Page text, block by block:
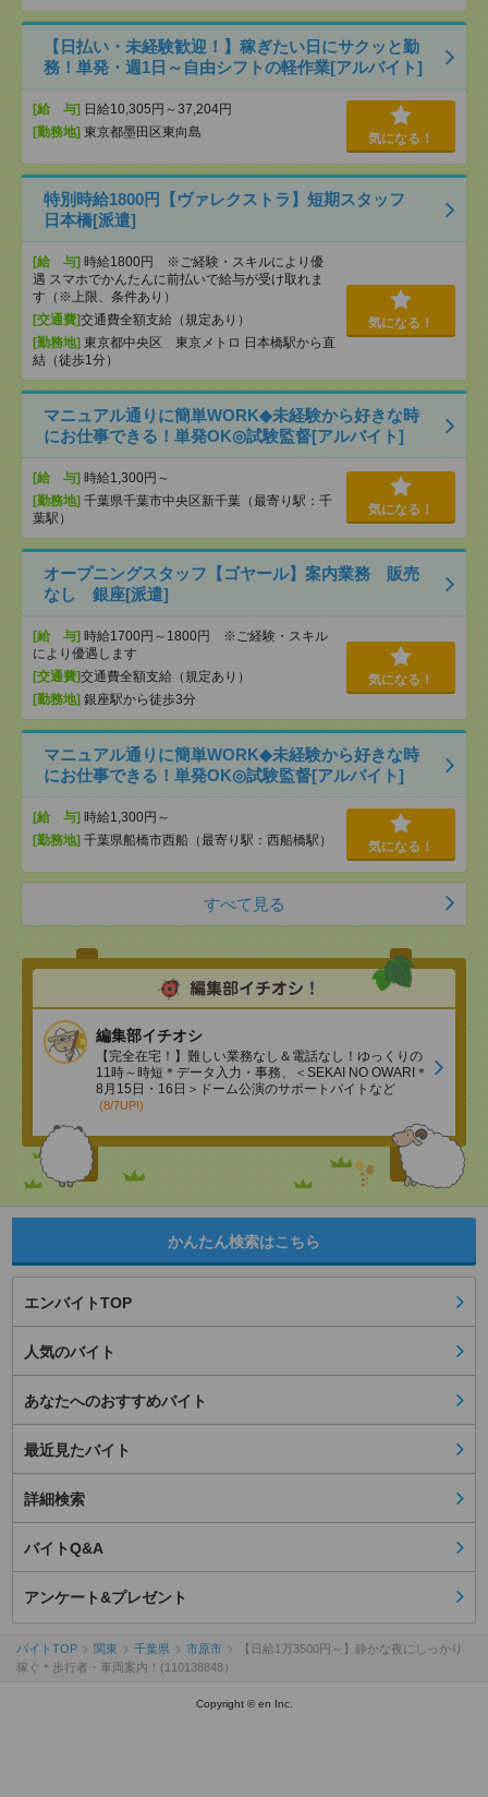
【日払い・未経験歓迎！】稼ぎたい日にサクッと勤
務！単発・週1日～自由シフトの軽作業[アルバイト]
[給 与] 日給10,305円～37,204円
[勤務地] 東京都墨田区東向島 気になる！
特別時給1800円【ヴァレクストラ】短期スタッフ
日本橋[派遣]
[給 与] 時給1800円 ※ご経験・スキルにより優
遇 スマホでかんたんに前払いで給与が受け取れま
す（※上限、条件あり）
[交通費]交通費全額支給（規定あり）
[勤務地] 東京都中央区 東京メトロ 日本橋駅から直
結（徒歩1分）
気になる！
マニュアル通りに簡単WORK◆未経験から好きな時
にお仕事できる！単発OK◎試験監督[アルバイト]
[給 与] 時給1,300円～
[勤務地] 千葉県千葉市中央区新千葉（最寄り駅：千
葉駅）
気になる！
オープニングスタッフ【ゴヤール】案内業務 販売
なし 銀座[派遣]
[給 与] 時給1700円～1800円 ※ご経験・スキル
により優遇します
[交通費]交通費全額支給（規定あり）
[勤務地] 銀座駅から徒歩3分
気になる！
マニュアル通りに簡単WORK◆未経験から好きな時
にお仕事できる！単発OK◎試験監督[アルバイト]
[給 与] 時給1,300円～
[勤務地] 千葉県船橋市西船（最寄り駅：西船橋駅） 気になる！
すべて見る
編集部イチオシ
【完全在宅！】難しい業務なし＆電話なし！ゆっくりの
11時～時短＊データ入力・事務、＜SEKAI NO OWARI＊
8月15日・16日＞ドーム公演のサポートバイトなど
(8/7UP!)
かんたん検索はこちら
エンバイトTOP
人気のバイト
あなたへのおすすめバイト
最近見たバイト
詳細検索
バイトQ&A
アンケート&プレゼント
バイトTOP 関東 千葉県 市原市
【日給1万3500円～】静かな夜にしっかり
稼ぐ＊歩行者・車両案内！(110138848）
Copyright © en Inc.